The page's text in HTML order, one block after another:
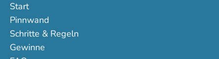
Start
Pinnwand
Schritte & Regeln
Gewinne